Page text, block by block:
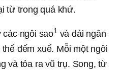
từ trong quá khứ.
các ngôi sao1 và dải ngân
đếm xuể. Mỗi một ngôi
và tỏa ra vũ trụ. Song, từ